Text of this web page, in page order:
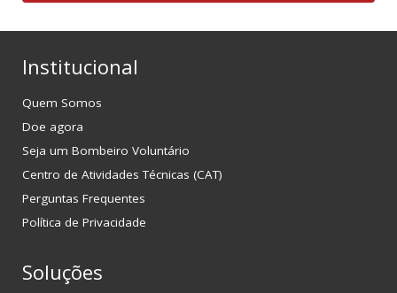
Institucional
Quem Somos
Doe agora
Seja um Bombeiro Voluntário
Centro de Atividades Técnicas (CAT)
Perguntas Frequentes
Política de Privacidade
Soluções